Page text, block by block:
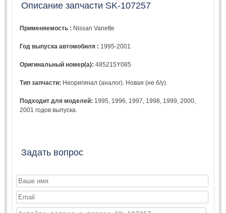
Описание запчасти SK-107257
Применяемость : Nissan Vanette
Год выпуска автомобиля : 1995-2001
Оригинальный номер(а):485215Y085
Тип запчасти: Неоригинал (аналог). Новая (не б/у).
Подходит для моделей: 1995 1996 1997 1998 1999 ,2000
2001 годов выпуска.
Задать вопрос